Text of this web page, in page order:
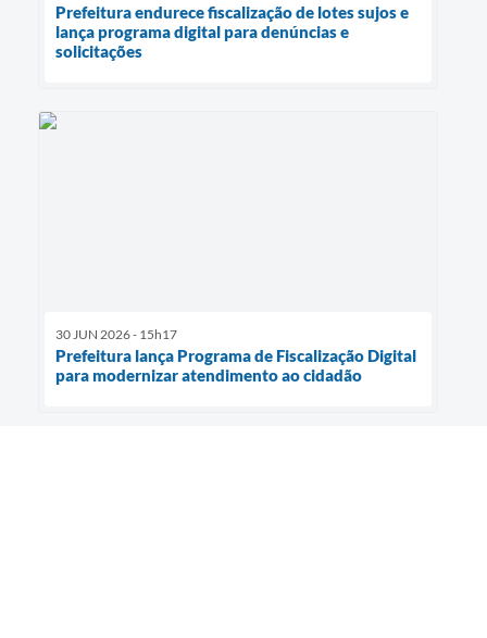
Prefeitura endurece fiscalização de lotes sujos e
lança programa digital para denúncias e
solicitações
30 JUN 2026 - 15h17
Prefeitura lança Programa de Fiscalização Digital
para modernizar atendimento ao cidadão